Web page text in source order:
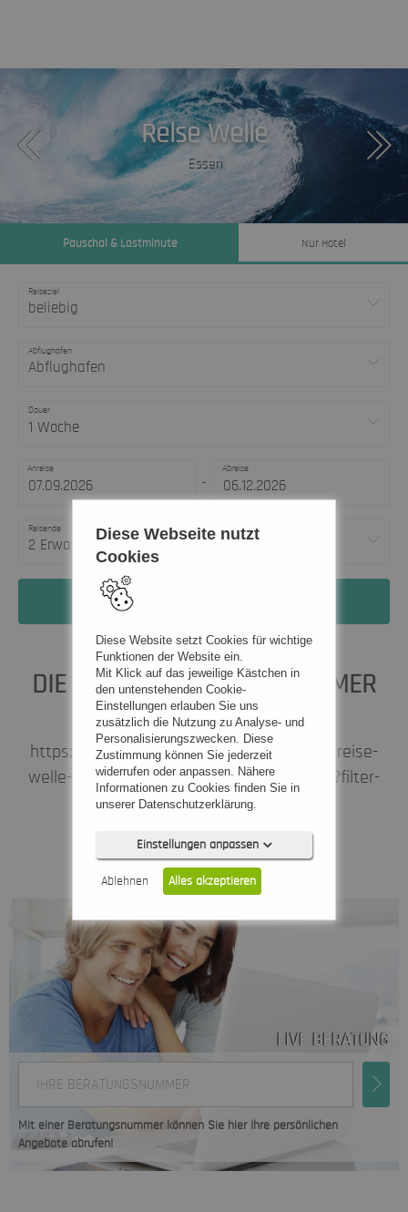
Reise Welle
Essen
Pauschal & Lastminute Nur Hotel
Reiseziel
beliebig
Abflughafen
Abflughafen
Dauer
1 Woche
Anreise
-
Abreise
Reisende
2 Erwachsene
Jetzt Traumurlaub finden
DIE REISE-WELLE SUCHT IMMER
VERSTÄRKUNG !
https://karriere-in-essen.de/job-postings/reise-
welle-e-k-tourismuskauffrau-mann-m-w-d?filter-
employer=reise-welle-e-k
LIVE BERATUNG
IHRE BERATUNGSNUMMER
Mit einer Beratungsnummer können Sie hier Ihre persönlichen
Angebote abrufen!
Diese Webseite nutzt
Cookies
Diese Website setzt Cookies für wichtige
Funktionen der Website ein.
Mit Klick auf das jeweilige Kästchen in
den untenstehenden Cookie-
Einstellungen erlauben Sie uns
zusätzlich die Nutzung zu Analyse- und
Personalisierungszwecken. Diese
Zustimmung können Sie jederzeit
widerrufen oder anpassen. Nähere
Informationen zu Cookies finden Sie in
unserer Datenschutzerklärung.
Einstellungen anpassen
Ablehnen Alles akzeptieren
Notwendig (0)
Präferenzen (0)
Statistiken (0)
Marketing (0)
Unspezifiziert (0)
Keine Cookies erforderlich.